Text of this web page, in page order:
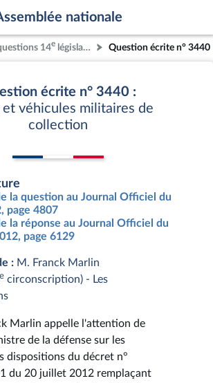
nationale
14e législature Question écrite n° 3440
écrite n° 3440 :
et véhicules militaires de
collection
la question au Journal Officiel du
page 4807
la réponse au Journal Officiel du
page 6129
: M. Franck Marlin
e circonscription) - Les
Marlin appelle l'attention de
de la défense sur les
dispositions du décret n°
du 20 juillet 2012 remplaçant